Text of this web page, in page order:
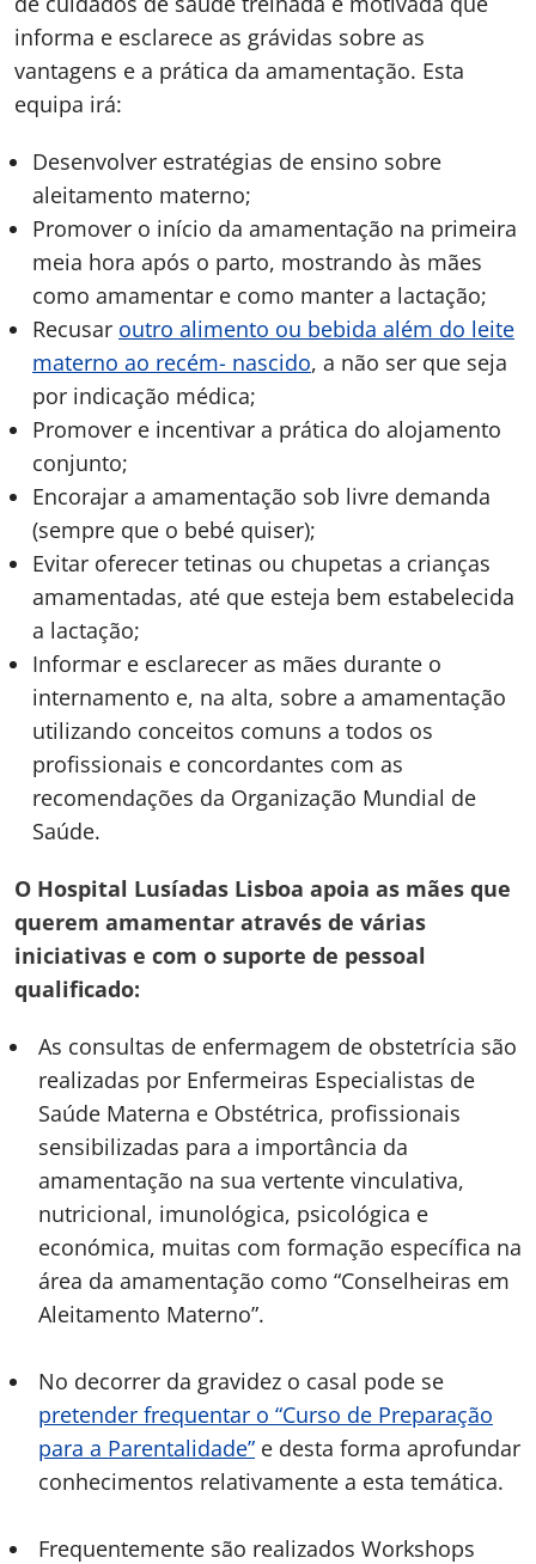
informa e esclarece as grávidas sobre as
vantagens e a prática da amamentação. Esta
equipa irá:
Desenvolver estratégias de ensino sobre
aleitamento materno;
Promover o início da amamentação na primeira
meia hora após o parto, mostrando às mães
como amamentar e como manter a lactação;
Recusar outro alimento ou bebida além do leite
materno ao recém- nascido, a não ser que seja
por indicação médica;
Promover e incentivar a prática do alojamento
conjunto;
Encorajar a amamentação sob livre demanda
(sempre que o bebé quiser);
Evitar oferecer tetinas ou chupetas a crianças
amamentadas, até que esteja bem estabelecida
a lactação;
Informar e esclarecer as mães durante o
internamento e, na alta, sobre a amamentação
utilizando conceitos comuns a todos os
profissionais e concordantes com as
recomendações da Organização Mundial de
Saúde.
O Hospital Lusíadas Lisboa apoia as mães que
querem amamentar através de várias
iniciativas e com o suporte de pessoal
qualificado:
As consultas de enfermagem de obstetrícia são
realizadas por Enfermeiras Especialistas de
Saúde Materna e Obstétrica, profissionais
sensibilizadas para a importância da
amamentação na sua vertente vinculativa,
nutricional, imunológica, psicológica e
económica, muitas com formação específica na
área da amamentação como “Conselheiras em
Aleitamento Materno”.
No decorrer da gravidez o casal pode se
pretender frequentar o “Curso de Preparação
para a Parentalidade” e desta forma aprofundar
conhecimentos relativamente a esta temática.
Frequentemente são realizados Workshops